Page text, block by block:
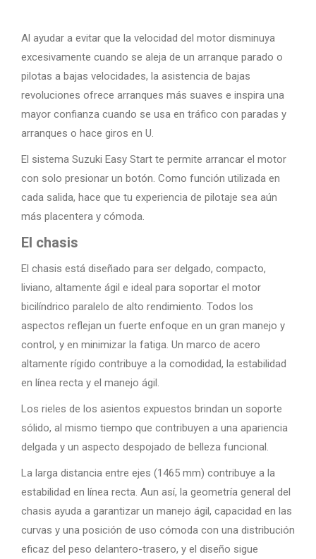
Al ayudar a evitar que la velocidad del motor disminuya
excesivamente cuando se aleja de un arranque parado o
pilotas a bajas velocidades, la asistencia de bajas
revoluciones ofrece arranques más suaves e inspira una
mayor confianza cuando se usa en tráfico con paradas y
arranques o hace giros en U.
El sistema Suzuki Easy Start te permite arrancar el motor
con solo presionar un botón. Como función utilizada en
cada salida, hace que tu experiencia de pilotaje sea aún
más placentera y cómoda.
El chasis
El chasis está diseñado para ser delgado, compacto,
liviano, altamente ágil e ideal para soportar el motor
bicilíndrico paralelo de alto rendimiento. Todos los
aspectos reflejan un fuerte enfoque en un gran manejo y
control, y en minimizar la fatiga. Un marco de acero
altamente rígido contribuye a la comodidad, la estabilidad
en línea recta y el manejo ágil.
Los rieles de los asientos expuestos brindan un soporte
sólido, al mismo tiempo que contribuyen a una apariencia
delgada y un aspecto despojado de belleza funcional.
La larga distancia entre ejes (1465 mm) contribuye a la
estabilidad en línea recta. Aun así, la geometría general del
chasis ayuda a garantizar un manejo ágil, capacidad en las
curvas y una posición de uso cómoda con una distribución
eficaz del peso delantero-trasero, y el diseño sigue